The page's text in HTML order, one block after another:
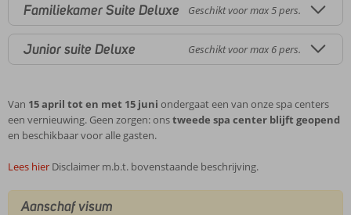
Familiekamer Suite Deluxe Geschikt voor max 5 pers.
Junior suite Deluxe Geschikt voor max 6 pers.
Van 15 april tot en met 15 juni ondergaat een van onze spa centers
een vernieuwing. Geen zorgen: onstweede spa center blijft geopend
en beschikbaar voor alle gasten.
Lees hier Disclaimer m.b.t. bovenstaande beschrijving.
Aanschaf visum